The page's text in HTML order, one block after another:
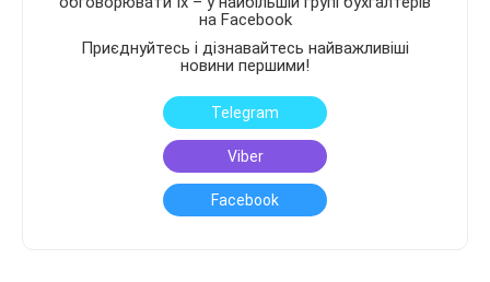
на Facebook
Приєднуйтесь і дізнавайтесь найважливіші
новини першими!
Telegram
Viber
Facebook